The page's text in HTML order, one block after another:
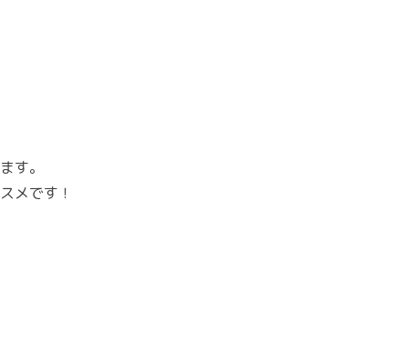
す。
メです！